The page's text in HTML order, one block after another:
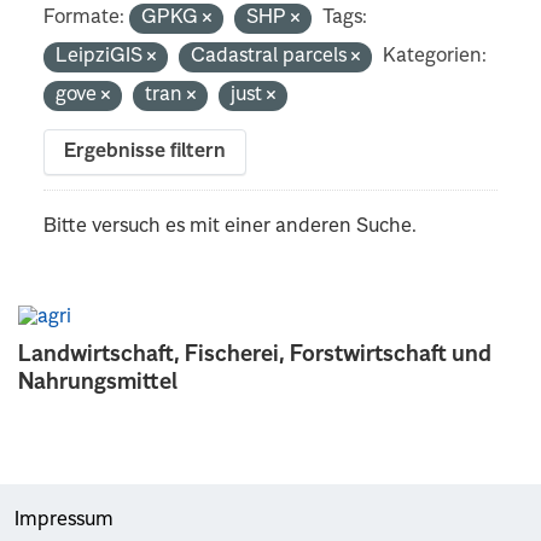
Landwirtschaft, Fischerei, Forstwirtschaft und
Nahrungsmittel
Formate: GPKG SHP
Tags:
LeipziGIS
Cadastral parcels
Kategorien:
gove
tran just
Ergebnisse filtern
Bitte versuch es mit einer anderen Suche.
Impressum